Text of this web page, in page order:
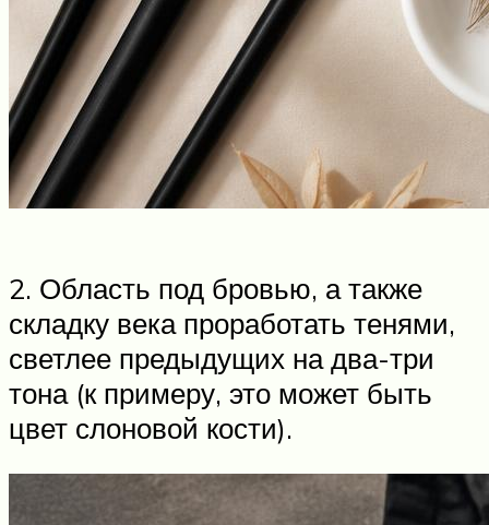
2. Область под бровью, а также
складку века проработать тенями,
светлее предыдущих на два-три
тона (к примеру, это может быть
цвет слоновой кости).